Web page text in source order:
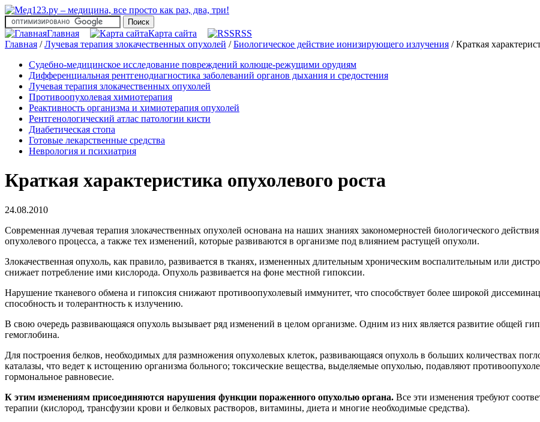
Главная Карта сайта
RSS
Главная /Лучевая терапия злокачественных опухолей /Биологическое действие ионизирующего излучения /Краткая
Судебно-медицинское исследование повреждений колюще-режущими орудиям
Дифференциальная рентгенодиагностика заболеваний органов дыхания и средостения
Лучевая терапия злокачественных опухолей
Противоопухолевая химиотерапия
Реактивность организма и химиотерапия опухолей
Рентгенологический атлас патологии кисти
Диабетическая стопа
Готовые лекарственные средства
Неврология и психиатрия
Краткая характеристика опухолевого роста
24.08.2010
Современная лучевая терапия злокачественных опухолей основана на наших знаниях закономерностей биологического
опухолевого процесса, а также тех изменений, которые развиваются в организме под влиянием растущей опухоли.
Злокачественная опухоль, как правило, развивается в тканях, измененных длительным хроническим воспалительным или
снижает потребление ими кислорода. Опухоль развивается на фоне местной гипоксии.
Нарушение тканевого обмена и гипоксия снижают противоопухолевый иммунитет, что способствует более широкой
способность и толерантность к излучению.
В свою очередь развивающаяся опухоль вызывает ряд изменений в целом организме. Одним из них является развитие общей
гемоглобина.
Для построения белков, необходимых для размножения опухолевых клеток, развивающаяся опухоль в больших количествах
каталазы, что ведет к истощению организма больного; токсические вещества, выделяемые опухолью, подавляют
гормональное равновесие.
К этим изменениям присоединяются нарушения функции пораженного опухолью органа. Все эти изменения требуют
терапии (кислород, трансфузии крови и белковых растворов, витамины, диета и многие необходимые средства).